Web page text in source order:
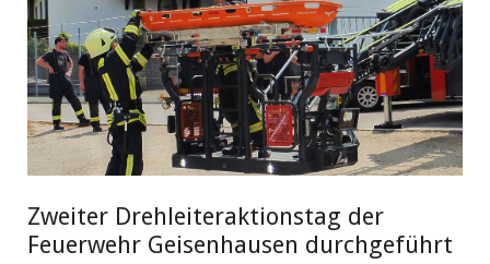
Zweiter Drehleiteraktionstag der
Feuerwehr Geisenhausen durchgeführt